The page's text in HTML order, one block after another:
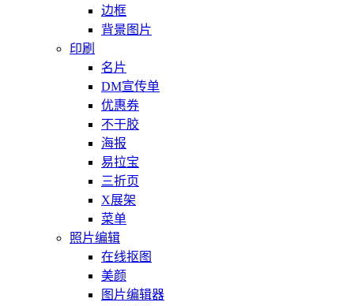
边框
背景图片
印刷
名片
DM宣传单
优惠券
不干胶
海报
易拉宝
三折页
X展架
菜单
照片编辑
在线抠图
美颜
图片编辑器